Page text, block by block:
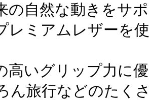
の自然な動きをサ
レミアムレザーを
高いグリップ力に
ん旅行などのたく